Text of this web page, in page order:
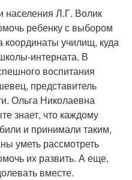
населения Л.Г. Волик
ребенку с выбором
училищ, куда
интерната. В
воспитания
представитель
Ольга Николаевна
знает, что каждому
и принимали таким,
уметь рассмотреть
их развить. А еще,
вместе.